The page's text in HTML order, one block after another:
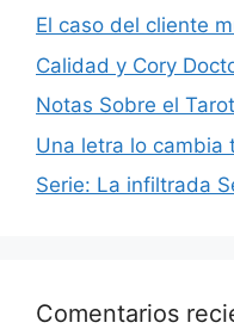
El caso del cliente
Calidad y Cory
Notas Sobre el
Una letra lo cambia
Serie: La infiltrada
Comentarios